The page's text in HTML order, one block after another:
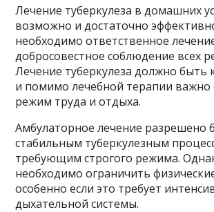
Лечение туберкулеза в домашних
возможно и достаточно
необходимо ответственное
добросовестное соблюдение всех
Лечение туберкулеза должно быть
и помимо лечебной терапии важно
режим труда и отдыха.
Амбулаторное лечение разрешено
стабильным туберкулезным
требующим строгого режима.
необходимо ограничить
особенно если это требует
дыхательной системы.